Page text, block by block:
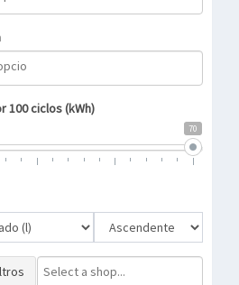
100 ciclos (kWh)
70